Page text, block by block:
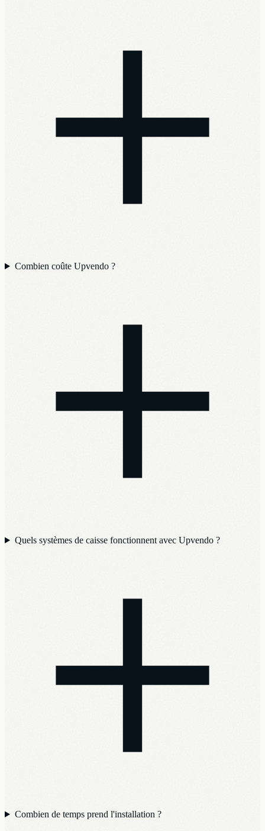
Combien coûte Upvendo ?
Quels systèmes de caisse fonctionnent avec Upvendo ?
Combien de temps prend l'installation ?